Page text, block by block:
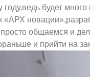
году,ведь будет
«АРХ
общаемся и
и прийти на